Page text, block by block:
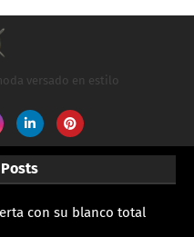
versado en estilo
con su blanco total